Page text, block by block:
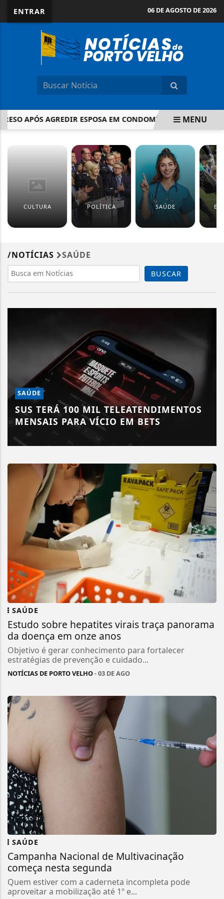
ENTRAR 06 DE AGOSTO DE 2026
APÓS AGREDIR ESPOSA EM CONDOMÍNIO DE PORTO
MENU
CULTURA POLÍTICA SAÚDE
/NOTÍCIAS SAÚDE
BUSCAR
SAÚDE
SUS TERÁ 100 MIL TELEATENDIMENTOS
MENSAIS PARA VÍCIO EM BETS
SAÚDE
Estudo sobre hepatites virais traça panorama
da doença em onze anos
Objetivo é gerar conhecimento para fortalecer
estratégias de prevenção e cuidado...
NOTÍCIAS DE PORTO VELHO- 03 DE AGO
SAÚDE
Campanha Nacional de Multivacinação
começa nesta segunda
Quem estiver com a caderneta incompleta pode
aproveitar a mobilização até 1º e...